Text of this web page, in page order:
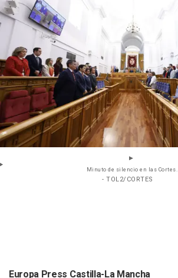
Minuto de silencio en las Cortes.
- TOL2/CORTES
Europa Press Castilla-La Mancha